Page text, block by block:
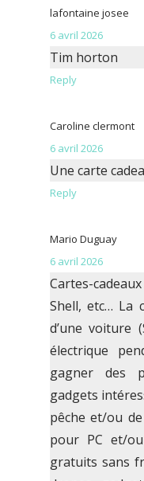
lafontaine josee
6 avril 2026
Tim horton
Reply
Caroline clermont
6 avril 2026
Une carte
Reply
Mario Duguay
6 avril 2026
Cartes-
Shell, etc… La
d’une voiture
électrique
gagner des
gadgets
pêche et/ou
pour PC et/
gratuits sans